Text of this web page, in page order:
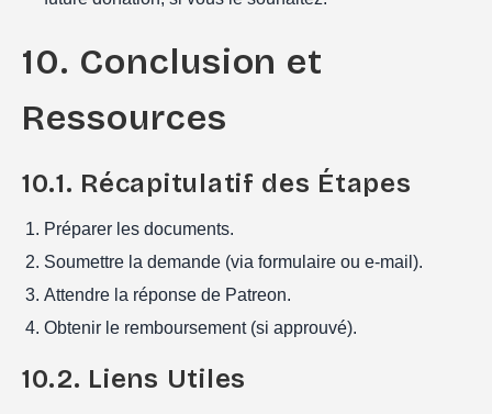
10. Conclusion et
Ressources
10.1. Récapitulatif des Étapes
Préparer les documents.
Soumettre la demande (via formulaire ou e-mail).
Attendre la réponse de Patreon.
Obtenir le remboursement (si approuvé).
10.2. Liens Utiles